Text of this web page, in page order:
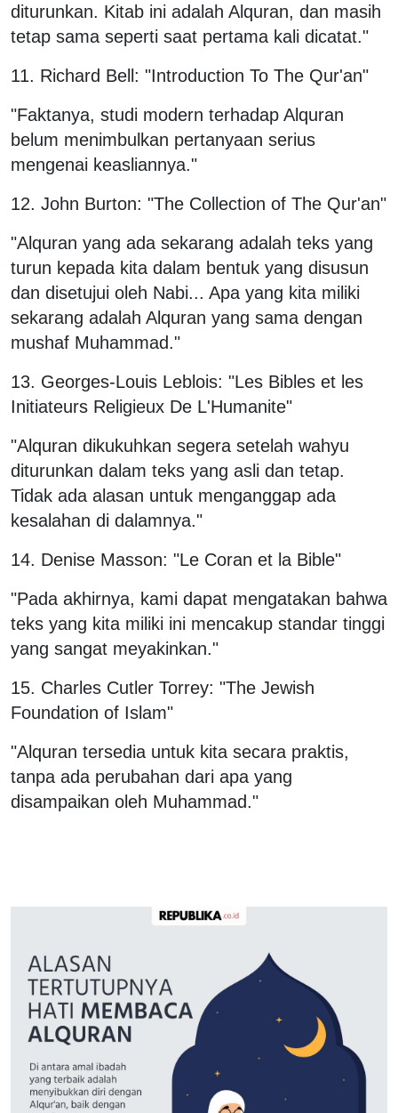
diturunkan. Kitab ini adalah Alquran, dan masih
tetap sama seperti saat pertama kali dicatat."
11. Richard Bell: "Introduction To The Qur'an"
"Faktanya, studi modern terhadap Alquran
belum menimbulkan pertanyaan serius
mengenai keasliannya."
12. John Burton: "The Collection of The Qur'an"
"Alquran yang ada sekarang adalah teks yang
turun kepada kita dalam bentuk yang disusun
dan disetujui oleh Nabi... Apa yang kita miliki
sekarang adalah Alquran yang sama dengan
mushaf Muhammad."
13. Georges-Louis Leblois: "Les Bibles et les
Initiateurs Religieux De L'Humanite"
"Alquran dikukuhkan segera setelah wahyu
diturunkan dalam teks yang asli dan tetap.
Tidak ada alasan untuk menganggap ada
kesalahan di dalamnya."
14. Denise Masson: "Le Coran et la Bible"
"Pada akhirnya, kami dapat mengatakan bahwa
teks yang kita miliki ini mencakup standar tinggi
yang sangat meyakinkan."
15. Charles Cutler Torrey: "The Jewish
Foundation of Islam"
"Alquran tersedia untuk kita secara praktis,
tanpa ada perubahan dari apa yang
disampaikan oleh Muhammad."